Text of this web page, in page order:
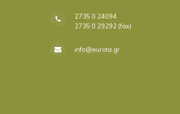
2735 0 24094
2735 0 29292 (fax)
info@eurota.gr